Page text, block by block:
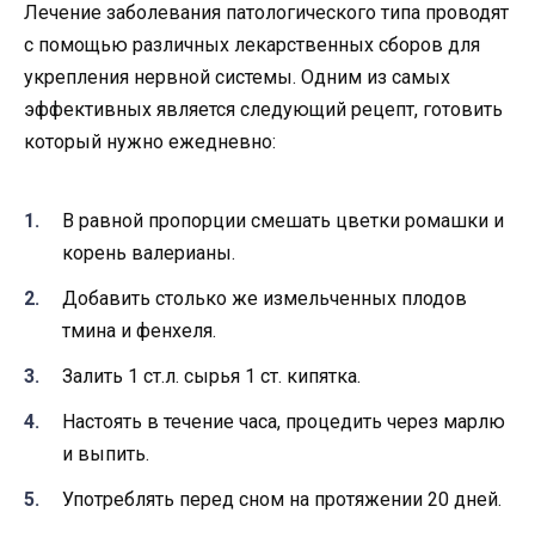
Лечение заболевания патологического типа проводят
с помощью различных лекарственных сборов для
укрепления нервной системы. Одним из самых
эффективных является следующий рецепт, готовить
который нужно ежедневно:
В равной пропорции смешать цветки ромашки и
корень валерианы.
Добавить столько же измельченных плодов
тмина и фенхеля.
Залить 1 ст.л. сырья 1 ст. кипятка.
Настоять в течение часа, процедить через марлю
и выпить.
Употреблять перед сном на протяжении 20 дней.